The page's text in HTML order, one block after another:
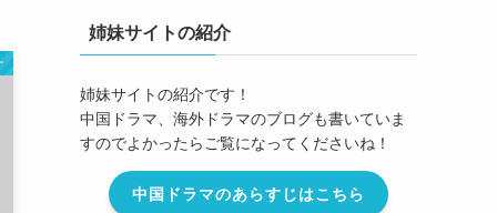
姉妹サイトの紹介
姉妹サイトの紹介です！
中国ドラマ、海外ドラマのブログも書いていま
すのでよかったらご覧になってくださいね！
中国ドラマのあらすじはこちら